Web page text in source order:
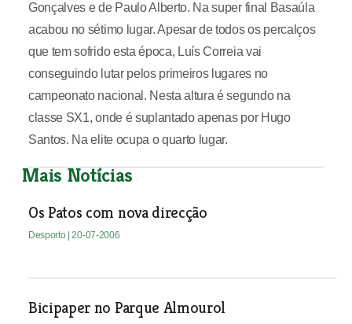
Gonçalves e de Paulo Alberto. Na super final Basaúla
acabou no sétimo lugar. Apesar de todos os percalços
que tem sofrido esta época, Luís Correia vai
conseguindo lutar pelos primeiros lugares no
campeonato nacional. Nesta altura é segundo na
classe SX1, onde é suplantado apenas por Hugo
Santos. Na elite ocupa o quarto lugar.
Mais Notícias
Os Patos com nova direcção
Desporto | 20-07-2006
Bicipaper no Parque Almourol